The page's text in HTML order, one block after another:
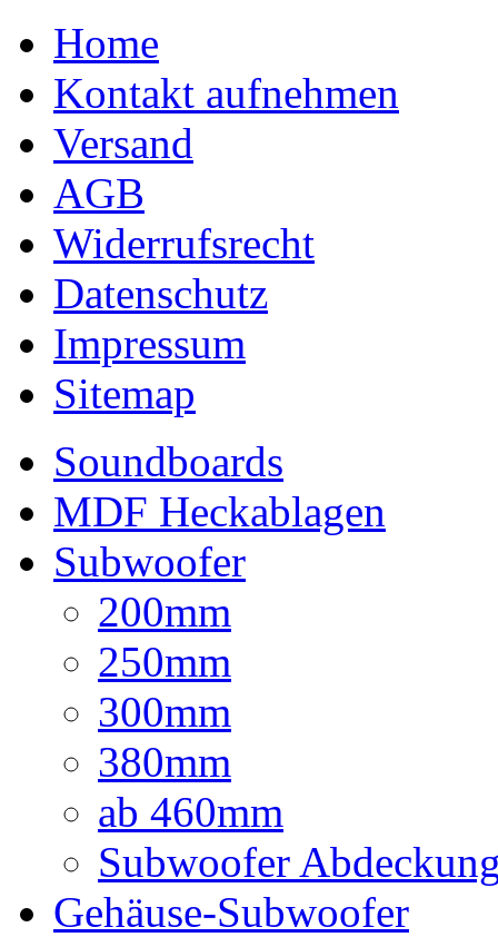
Home
Kontakt aufnehmen
Versand
AGB
Widerrufsrecht
Datenschutz
Impressum
Sitemap
Soundboards
MDF Heckablagen
Subwoofer
200mm
250mm
300mm
380mm
ab 460mm
Subwoofer
Gehäuse-Subwoofer